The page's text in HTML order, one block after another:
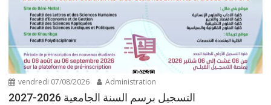
vendredi 07/08/2026 Administration
التسجيل برسم السنة الجامعية 2026-2027